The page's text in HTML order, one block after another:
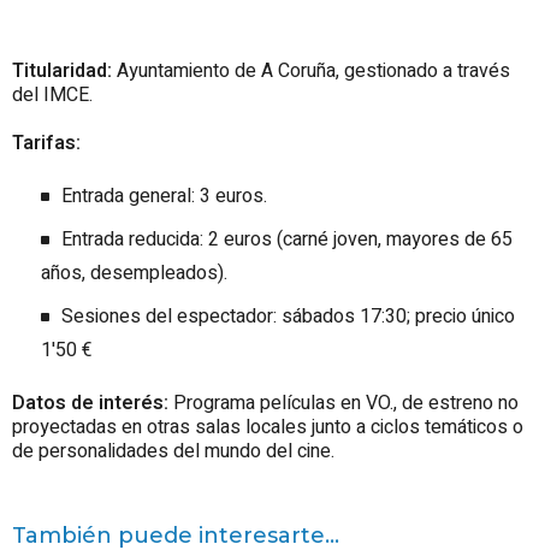
Titularidad: Ayuntamiento de A Coruña, gestionado a través
del IMCE.
Tarifas:
Entrada general: 3 euros.
Entrada reducida: 2 euros (carné joven, mayores de 65
años, desempleados).
Sesiones del espectador: sábados 17:30; precio único
1'50 €
Datos de interés: Programa películas en VO., de estreno no
proyectadas en otras salas locales junto a ciclos temáticos o
de personalidades del mundo del cine.
También puede interesarte...